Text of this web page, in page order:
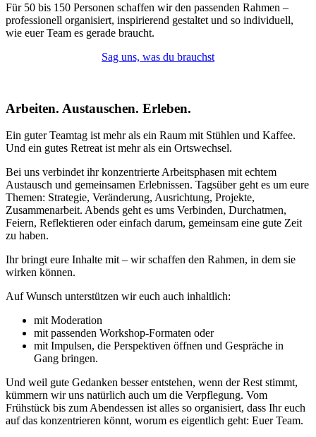
Für 50 bis 150 Personen schaffen wir den passenden Rahmen –
professionell organisiert, inspirierend gestaltet und so individuell,
wie euer Team es gerade braucht.
Sag uns, was du brauchst
Arbeiten. Austauschen. Erleben.
Ein guter Teamtag ist mehr als ein Raum mit Stühlen und Kaffee.
Und ein gutes Retreat ist mehr als ein Ortswechsel.
Bei uns verbindet ihr konzentrierte Arbeitsphasen mit echtem
Austausch und gemeinsamen Erlebnissen. Tagsüber geht es um eure
Themen: Strategie, Veränderung, Ausrichtung, Projekte,
Zusammenarbeit. Abends geht es ums Verbinden, Durchatmen,
Feiern, Reflektieren oder einfach darum, gemeinsam eine gute Zeit
zu haben.
Ihr bringt eure Inhalte mit – wir schaffen den Rahmen, in dem sie
wirken können.
Auf Wunsch unterstützen wir euch auch inhaltlich:
mit Moderation
mit passenden Workshop-Formaten oder
mit Impulsen, die Perspektiven öffnen und Gespräche in
Gang bringen.
Und weil gute Gedanken besser entstehen, wenn der Rest stimmt,
kümmern wir uns natürlich auch um die Verpflegung. Vom
Frühstück bis zum Abendessen ist alles so organisiert, dass Ihr euch
auf das konzentrieren könnt, worum es eigentlich geht: Euer Team.